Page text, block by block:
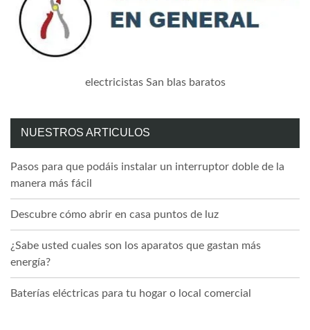
electricistas San blas baratos
NUESTROS ARTICULOS
Pasos para que podáis instalar un interruptor doble de la
manera más fácil
Descubre cómo abrir en casa puntos de luz
¿Sabe usted cuales son los aparatos que gastan más
energía?
Baterías eléctricas para tu hogar o local comercial